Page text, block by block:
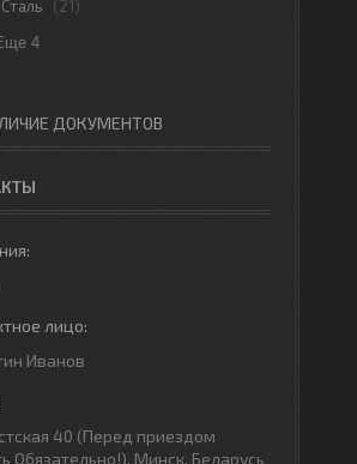
Сталь
21
4
ДОКУМЕНТОВ
Иванов
40 (Перед приездом
Обязательно!), Минск, Беларусь